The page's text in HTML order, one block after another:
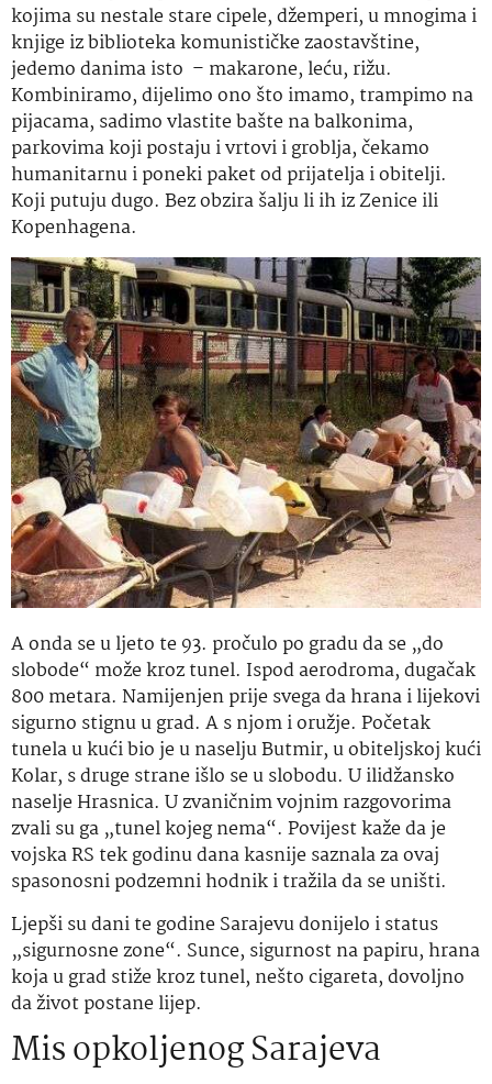
kojima su nestale stare cipele, džemperi, u mnogima i
knjige iz biblioteka komunističke zaostavštine,
jedemo danima isto – makarone, leću, rižu.
Kombiniramo, dijelimo ono što imamo, trampimo na
pijacama, sadimo vlastite bašte na balkonima,
parkovima koji postaju i vrtovi i groblja, čekamo
humanitarnu i poneki paket od prijatelja i obitelji.
Koji putuju dugo. Bez obzira šalju li ih iz Zenice ili
Kopenhagena.
A onda se u ljeto te 93. pročulo po gradu da se „do
slobode“ može kroz tunel. Ispod aerodroma, dugačak
800 metara. Namijenjen prije svega da hrana i lijekovi
sigurno stignu u grad. A s njom i oružje. Početak
tunela u kući bio je u naselju Butmir, u obiteljskoj kući
Kolar, s druge strane išlo se u slobodu. U ilidžansko
naselje Hrasnica. U zvaničnim vojnim razgovorima
zvali su ga „tunel kojeg nema“. Povijest kaže da je
vojska RS tek godinu dana kasnije saznala za ovaj
spasonosni podzemni hodnik i tražila da se uništi.
Ljepši su dani te godine Sarajevu donijelo i status
„sigurnosne zone“. Sunce, sigurnost na papiru, hrana
koja u grad stiže kroz tunel, nešto cigareta, dovoljno
da život postane lijep.
Mis opkoljenog Sarajeva